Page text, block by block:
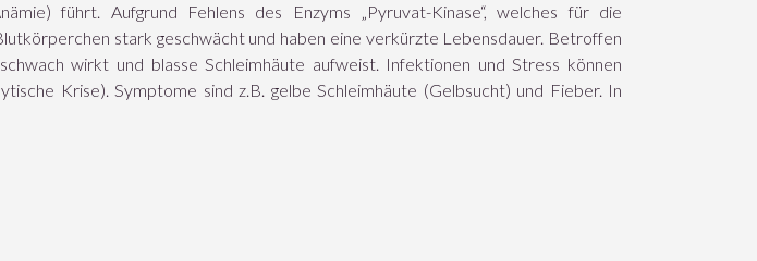
führt. Aufgrund Fehlens des Enzyms „Pyruvat-Kinase“, welches für die
stark geschwächt und haben eine verkürzte Lebensdauer. Betroffen
wirkt und blasse Schleimhäute aufweist. Infektionen und Stress können
Krise). Symptome sind z.B. gelbe Schleimhäute (Gelbsucht) und Fieber. In